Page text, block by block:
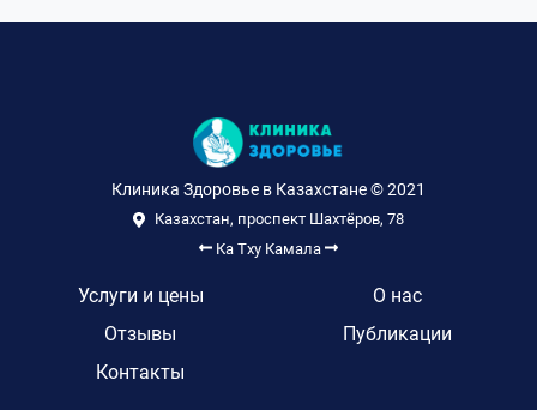
Клиника Здоровье в Казахстане © 2021
Казахстан, проспект Шахтёров, 78
Ка Тху Камала
Услуги и цены
О нас
Отзывы
Публикации
Контакты